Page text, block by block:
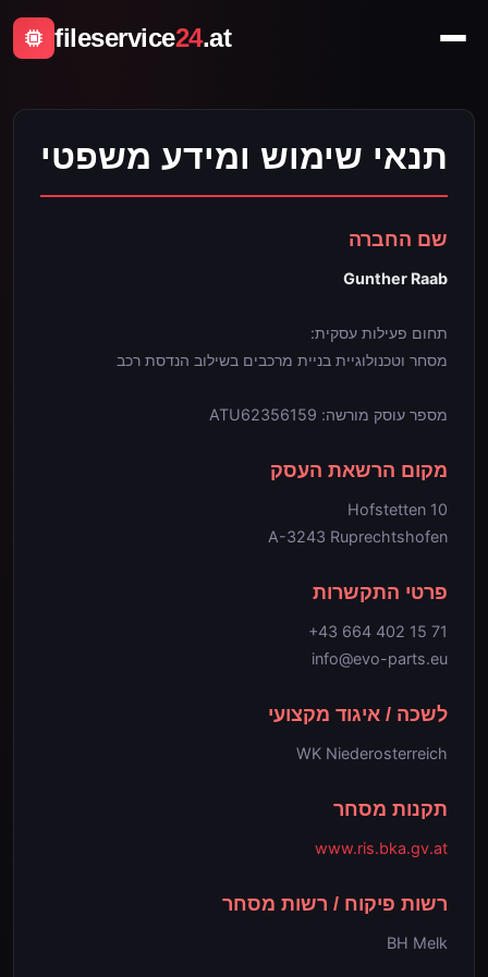
fileservice24.at
תנאי שימוש ומידע משפטי
שם החברה
Gunther Raab
תחום פעילות עסקית:
מסחר וטכנולוגיית בניית מרכבים בשילוב הנדסת רכב
מספר עוסק מורשה: ATU62356159
מקום הרשאת העסק
Hofstetten 10
A-3243 Ruprechtshofen
פרטי התקשרות
+43 664 402 15 71
info@evo-parts.eu
לשכה / איגוד מקצועי
WK Niederosterreich
תקנות מסחר
www.ris.bka.gv.at
רשות פיקוח / רשות מסחר
BH Melk